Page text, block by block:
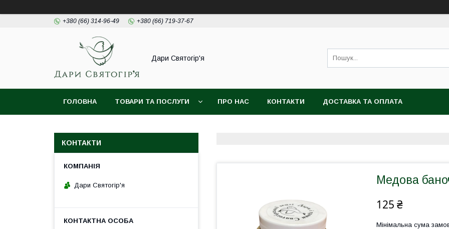
+380 (66) 314-96-49 +380 (66) 719-37-67
Дари Святогір'я
ГОЛОВНА ТОВАРИ ТА ПОСЛУГИ ПРО НАС КОНТАКТИ ДОСТАВКА ТА ОПЛАТА
Медова
125 ₴
Мінімальна сума
КОНТАКТИ
Дари Святогір'я